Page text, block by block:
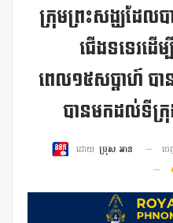
ក្រុមព្រះសង្ឃដែល
ជើងទទេរដើ
ពេល១៥សប្តាហ៍ ប
បានមកដល់ទីក្រុង
ដោយ ប្រុស អាន ច